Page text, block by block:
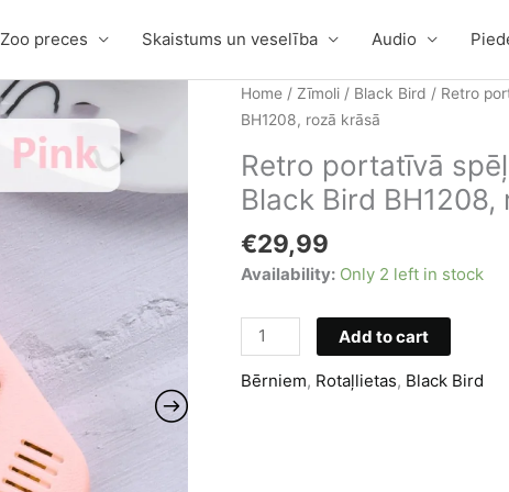
Zoo preces Skaistums un veselība Audio
Home / Zīmoli / Black Bird / Retro
BH1208, rozā krāsā
Retro portatīvā
Black Bird BH1208,
€29,99
Availability: Only 2 left in stock
Retro
portatīvā
spēļu
Add to cart
Bērniem, Rotaļlietas, Black Bird